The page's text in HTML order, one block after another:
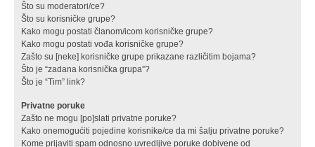
Što su moderatori/ce?
Što su korisničke grupe?
Kako mogu postati članom/icom korisničke grupe?
Kako mogu postati vođa korisničke grupe?
Zašto su [neke] korisničke grupe prikazane različitim bojama?
Što je “zadana korisnička grupa”?
Što je “Tim” link?
Privatne poruke
Zašto ne mogu [po]slati privatne poruke?
Kako onemogućiti pojedine korisnike/ce da mi šalju privatne poruke?
Kome prijaviti spam odnosno uvredljive poruke dobivene od